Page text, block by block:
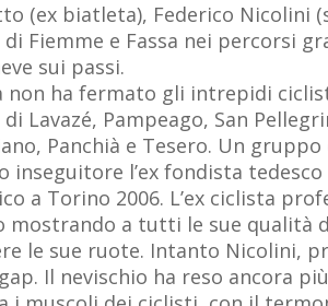
(ex biatleta), Federico Nicolini
Fiemme e Fassa nei percorsi
sui passi.
non ha fermato gli intrepidi
Lavazé, Pampeago, San
Panchià e Tesero. Un
inseguitore l’ex fondista
a Torino 2006. L’ex ciclista
mostrando a tutti le sue
le sue ruote. Intanto Nicolini,
Il nevischio ha reso ancora